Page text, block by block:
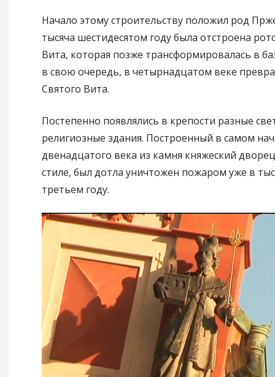
Начало этому строительству положил род
тысяча шестидесятом году была отстроена
Вита, которая позже трансформировалась в
в свою очередь, в четырнадцатом веке
Святого Вита.
Постепенно появлялись в крепости разные
религиозные здания. Построенный в самом
двенадцатого века из камня княжеский
стиле, был дотла уничтожен пожаром уже в
третьем году.